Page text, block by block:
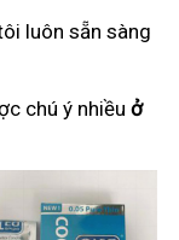
luôn sẵn sàng
chú ý nhiều ở